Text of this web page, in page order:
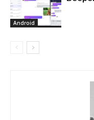
Android